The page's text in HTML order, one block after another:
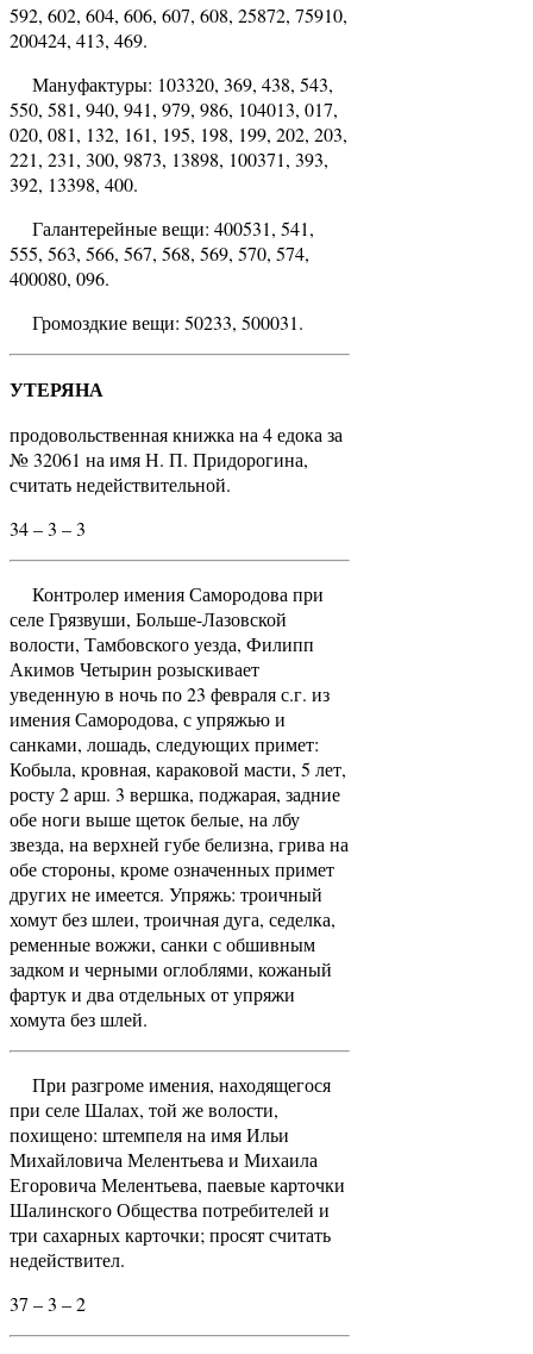
592, 602, 604, 606, 607, 608, 25872, 75910,
200424, 413, 469.
Мануфактуры: 103320, 369, 438, 543,
550, 581, 940, 941, 979, 986, 104013, 017,
020, 081, 132, 161, 195, 198, 199, 202, 203,
221, 231, 300, 9873, 13898, 100371, 393,
392, 13398, 400.
Галантерейные вещи: 400531, 541,
555, 563, 566, 567, 568, 569, 570, 574,
400080, 096.
Громоздкие вещи: 50233, 500031.
УТЕРЯНА
продовольственная книжка на 4 едока за
№ 32061 на имя Н. П. Придорогина,
считать недействительной.
34 – 3 – 3
Контролер имения Самородова при
селе Грязвуши, Больше-Лазовской
волости, Тамбовского уезда, Филипп
Акимов Четырин розыскивает
уведенную в ночь по 23 февраля с.г. из
имения Самородова, с упряжью и
санками, лошадь, следующих примет:
Кобыла, кровная, караковой масти, 5 лет,
росту 2 арш. 3 вершка, поджарая, задние
обе ноги выше щеток белые, на лбу
звезда, на верхней губе белизна, грива на
обе стороны, кроме означенных примет
других не имеется. Упряжь: троичный
хомут без шлеи, троичная дуга, седелка,
ременные вожжи, санки с обшивным
задком и черными оглоблями, кожаный
фартук и два отдельных от упряжи
хомута без шлей.
При разгроме имения, находящегося
при селе Шалах, той же волости,
похищено: штемпеля на имя Ильи
Михайловича Мелентьева и Михаила
Егоровича Мелентьева, паевые карточки
Шалинского Общества потребителей и
три сахарных карточки; просят считать
недействител.
37 – 3 – 2